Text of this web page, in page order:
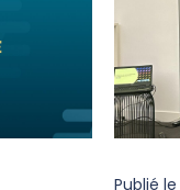
Publié le